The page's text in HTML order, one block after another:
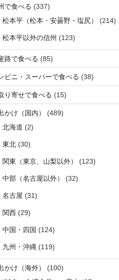
で食べる (337)
松本平（松本・安曇野・塩尻）
(214)
松本平以外の信州 (123)
路で食べる (85)
ビニ・スーパーで食べる (38)
り寄せで食べる (15)
かけ（国内）
(489)
北海道 (2)
東北 (30)
関東（東京、山梨以外） (123)
中部（名古屋以外） (32)
名古屋 (31)
関西 (29)
中国・四国 (124)
九州・沖縄 (119)
かけ（海外）
(100)